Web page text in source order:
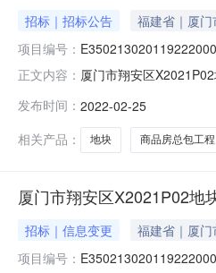
招标｜招标公告 福建省｜厦
项目编号：
正文内容： 厦门市翔安区
发布时间： 2022-02-25
相关产品：
地块 商品房总包工程
厦门市翔安区X2021P02地
招标｜信息变更 福建省｜厦
项目编号：